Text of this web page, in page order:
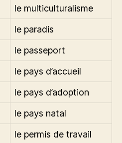
le multiculturalisme
le paradis
le passeport
le pays d’accueil
le pays d’adoption
le pays natal
le permis de travail